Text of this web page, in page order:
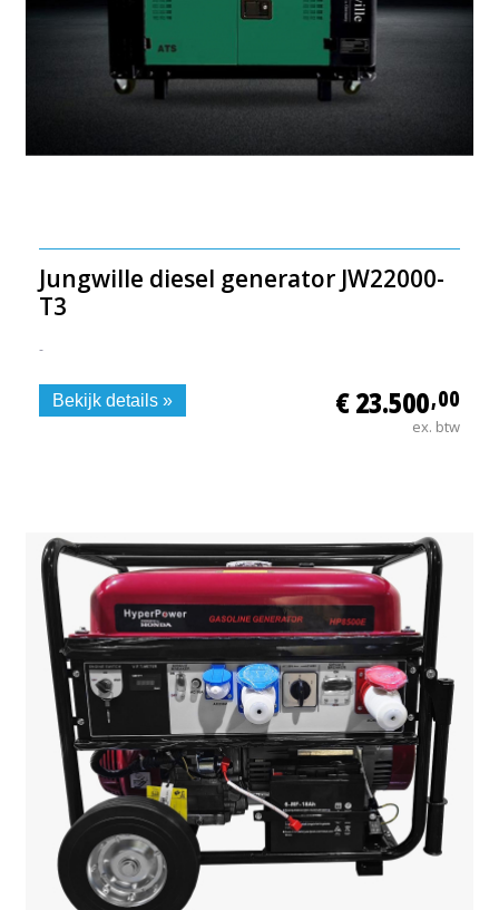
Jungwille diesel generator JW22000-
T3
-
€ 23.500,00
ex. btw
Bekijk details »